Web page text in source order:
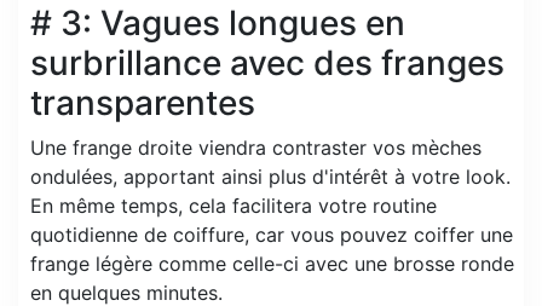
# 3: Vagues longues en
surbrillance avec des franges
transparentes
Une frange droite viendra contraster vos mèches
ondulées, apportant ainsi plus d'intérêt à votre look.
En même temps, cela facilitera votre routine
quotidienne de coiffure, car vous pouvez coiffer une
frange légère comme celle-ci avec une brosse ronde
en quelques minutes.